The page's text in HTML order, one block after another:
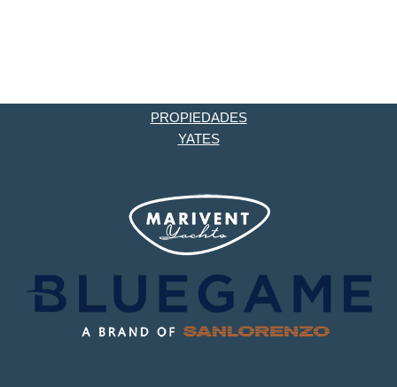
PROPIEDADES
YATES